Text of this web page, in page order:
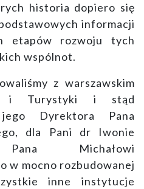
historia dopiero się
informacji
etapów rozwoju tych
wspólnot.
z warszawskim
i Turystyki i stąd
Dyrektora Pana
dla Pani dr Iwonie
Michałowi
w mocno rozbudowanej
inne instytucje